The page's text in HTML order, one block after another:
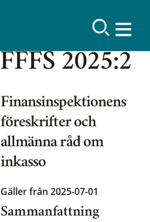
FFFS 2025:2
Finansinspektionens
föreskrifter och
allmänna råd om
inkasso
Gäller från 2025-07-01
Sammanfattning